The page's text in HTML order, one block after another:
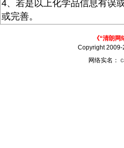
4、若是以上化学品信息有误
或完善。
《“清朗
Copyright
网络实名：